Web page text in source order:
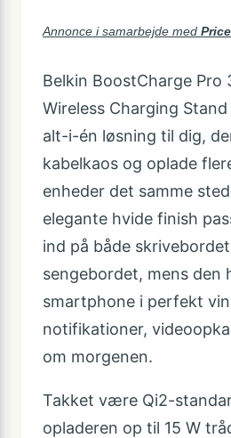
Annonce i samarbejde med
Belkin BoostCharge Pro
Wireless Charging
alt-i-én løsning til dig,
kabelkaos og oplade
enheder det samme
elegante hvide finish
ind på både
sengebordet, mens den
smartphone i perfekt
notifikationer,
om morgenen.
Takket være Qi2-
opladeren op til 15 W